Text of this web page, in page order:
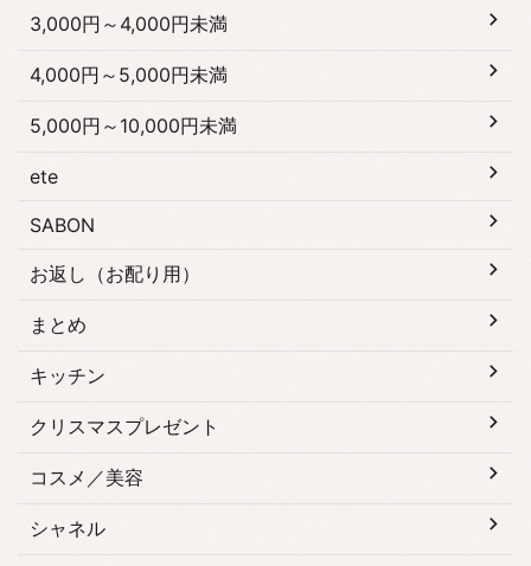
3,000円～4,000円未満
4,000円～5,000円未満
5,000円～10,000円未満
ete
SABON
お返し（お配り用）
まとめ
キッチン
クリスマスプレゼント
コスメ／美容
シャネル